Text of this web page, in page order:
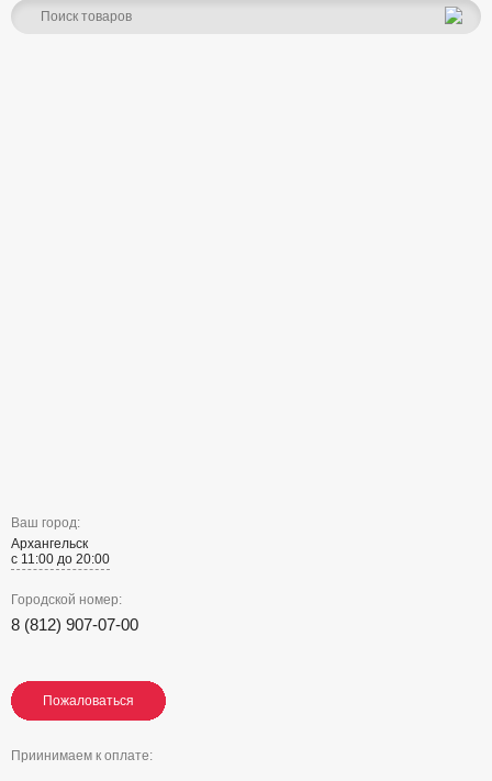
Ваш город:
Архангельск
с 11:00 до 20:00
Городской номер:
8 (812) 907-07-00
Пожаловаться
Пожаловаться
Пожаловаться
Приинимаем к оплате: